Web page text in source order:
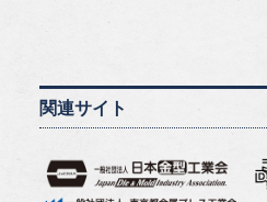
関連サイト